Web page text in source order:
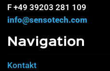
F +49 39203 281 109
info@sensotech.com
Navigation
Kontakt